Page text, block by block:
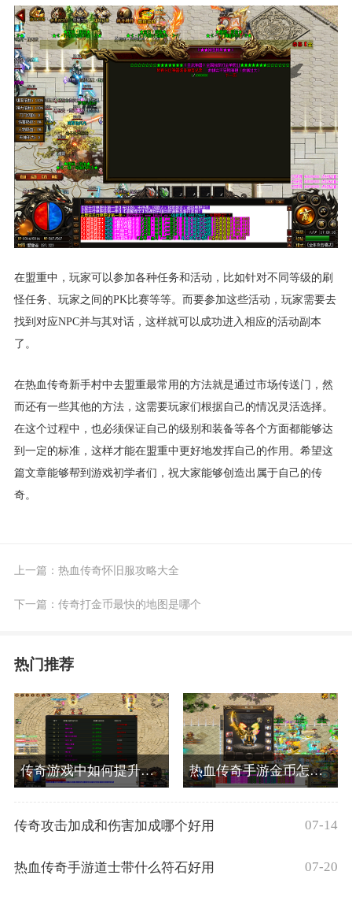
在盟重中，玩家可以参加各种任务和活动，比如针对不同等级的刷
怪任务、玩家之间的PK比赛等等。而要参加这些活动，玩家需要去
找到对应NPC并与其对话，这样就可以成功进入相应的活动副本
了。
在热血传奇新手村中去盟重最常用的方法就是通过市场传送门，然
而还有一些其他的方法，这需要玩家们根据自己的情况灵活选择。
在这个过程中，也必须保证自己的级别和装备等各个方面都能够达
到一定的标准，这样才能在盟重中更好地发挥自己的作用。希望这
篇文章能够帮到游戏初学者们，祝大家能够创造出属于自己的传
奇。
上一篇： 热血传奇怀旧服攻略大全
下一篇： 传奇打金币最快的地图是哪个
热门推荐
传奇游戏中如何提升自我的打怪速度 热血传奇手游金币怎么获得的
传奇攻击加成和伤害加成哪个好用 07-14
热血传奇手游道士带什么符石好用 07-20